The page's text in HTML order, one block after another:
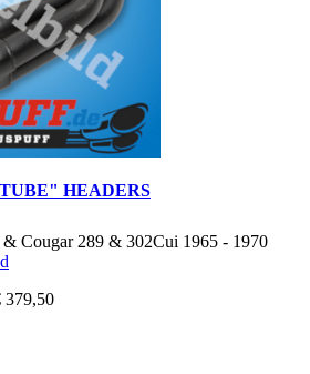
HEADERS
& Cougar 289 & 302Cui 1965 - 1970
379,50